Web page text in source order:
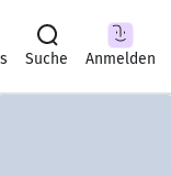
Suche Anmelden